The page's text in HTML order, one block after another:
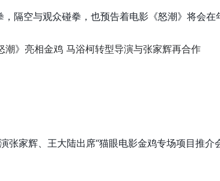
隔空与观众碰拳，也预告着电影《怒潮》将会在
张家辉、王大陆出席“猫眼电影金鸡专场项目推介